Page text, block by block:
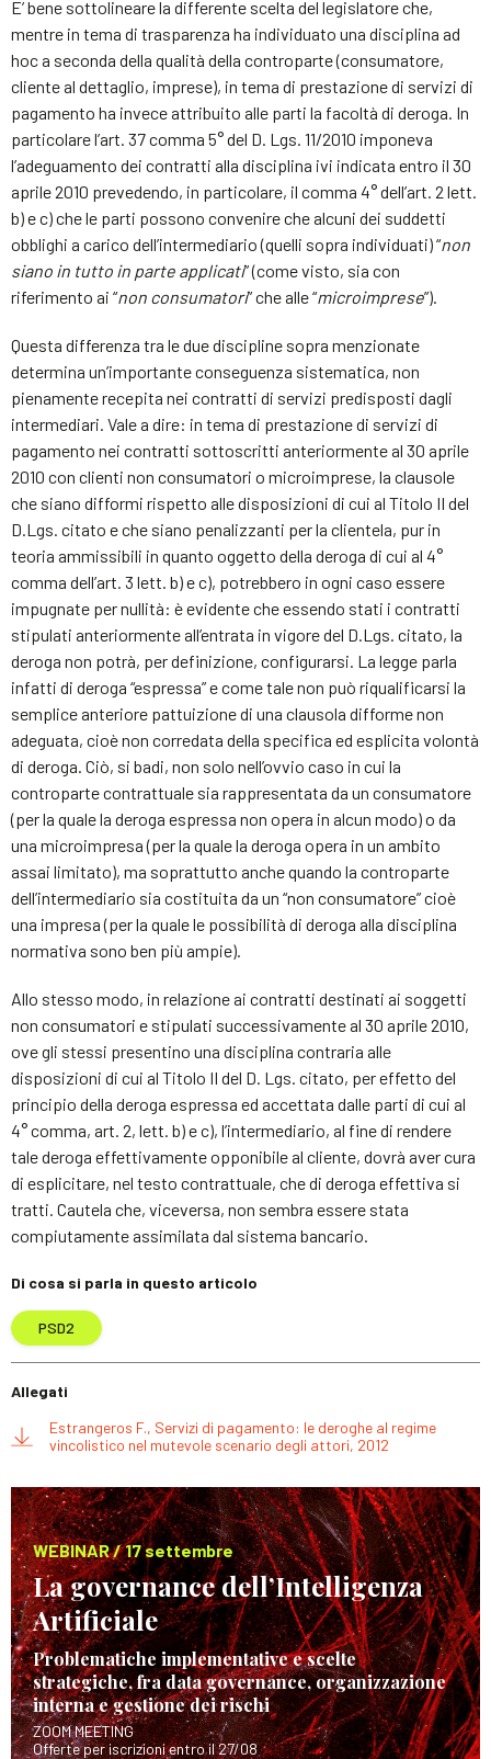
E’ bene sottolineare la differente scelta del legislatore che,
mentre in tema di trasparenza ha individuato una disciplina ad
hoc a seconda della qualità della controparte (consumatore,
cliente al dettaglio, imprese), in tema di prestazione di servizi di
pagamento ha invece attribuito alle parti la facoltà di deroga. In
particolare l’art. 37 comma 5° del D. Lgs. 11/2010 imponeva
l’adeguamento dei contratti alla disciplina ivi indicata entro il 30
aprile 2010 prevedendo, in particolare, il comma 4° dell’art. 2 lett.
b) e c) che le parti possono convenire che alcuni dei suddetti
obblighi a carico dell’intermediario (quelli sopra individuati) “non
siano in tutto in parte applicati” (come visto, sia con
riferimento ai “non consumatori” che alle “microimprese”).
Questa differenza tra le due discipline sopra menzionate
determina un’importante conseguenza sistematica, non
pienamente recepita nei contratti di servizi predisposti dagli
intermediari. Vale a dire: in tema di prestazione di servizi di
pagamento nei contratti sottoscritti anteriormente al 30 aprile
2010 con clienti non consumatori o microimprese, la clausole
che siano difformi rispetto alle disposizioni di cui al Titolo II del
D.Lgs. citato e che siano penalizzanti per la clientela, pur in
teoria ammissibili in quanto oggetto della deroga di cui al 4°
comma dell’art. 3 lett. b) e c), potrebbero in ogni caso essere
impugnate per nullità: è evidente che essendo stati i contratti
stipulati anteriormente all’entrata in vigore del D.Lgs. citato, la
deroga non potrà, per definizione, configurarsi. La legge parla
infatti di deroga “espressa” e come tale non può riqualificarsi la
semplice anteriore pattuizione di una clausola difforme non
adeguata, cioè non corredata della specifica ed esplicita volontà
di deroga. Ciò, si badi, non solo nell’ovvio caso in cui la
controparte contrattuale sia rappresentata da un consumatore
(per la quale la deroga espressa non opera in alcun modo) o da
una microimpresa (per la quale la deroga opera in un ambito
assai limitato), ma soprattutto anche quando la controparte
dell’intermediario sia costituita da un “non consumatore” cioè
una impresa (per la quale le possibilità di deroga alla disciplina
normativa sono ben più ampie).
Allo stesso modo, in relazione ai contratti destinati ai soggetti
non consumatori e stipulati successivamente al 30 aprile 2010,
ove gli stessi presentino una disciplina contraria alle
disposizioni di cui al Titolo II del D. Lgs. citato, per effetto del
principio della deroga espressa ed accettata dalle parti di cui al
4° comma, art. 2, lett. b) e c), l’intermediario, al fine di rendere
tale deroga effettivamente opponibile al cliente, dovrà aver cura
di esplicitare, nel testo contrattuale, che di deroga effettiva si
tratti. Cautela che, viceversa, non sembra essere stata
compiutamente assimilata dal sistema bancario.
Di cosa si parla in questo articolo
PSD2
Allegati
Estrangeros F., Servizi di pagamento: le deroghe al regime
vincolistico nel mutevole scenario degli attori, 2012
WEBINAR / 17 settembre
La governance dell’Intelligenza
Artificiale
Problematiche implementative e scelte
strategiche, fra data governance, organizzazione
interna e gestione dei rischi
ZOOM MEETING
Offerte per iscrizioni entro il 27/08